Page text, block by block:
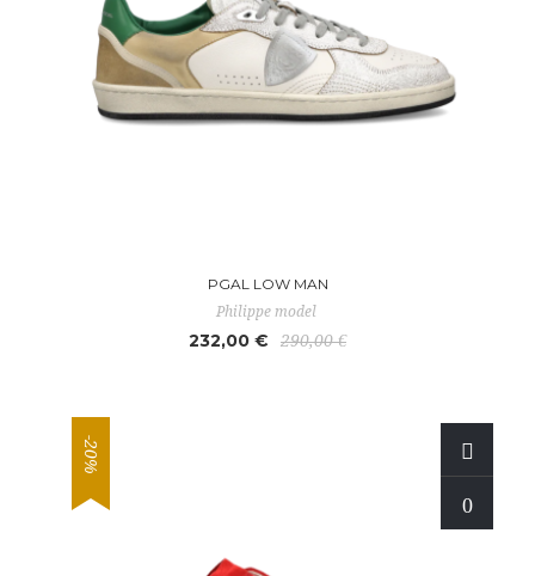
PGAL LOW MAN
Philippe model
232,00 € 290,00 €
-20%